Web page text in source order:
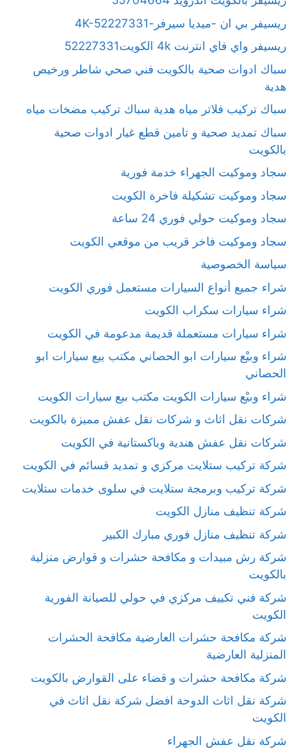
ريسيفر بي ان -ميديا سيرفر-4K-52227331
ريسيفر واي فاي انترنت 4k الكويت52227331
سباك ادوات صحية بالكويت فني صحي شاطر ورخيص
هدية
سباك تركيب فلاتر مياه هدية سباك تركيب مضخات مياه
سباك تمديد صحية و تامين قطع غيار ادوات صحية
بالكويت
سجاد وموكيت الجهراء خدمة فورية
سجاد وموكيت تشكيلة فاخرة الكويت
سجاد وموكيت حولي فوري 24 ساعة
سجاد وموكيت فاخر قريب من موقعي الكويت
سياسة الخصوصية
شراء جميع أنواع السيارات مستعمل فوري الكويت
شراء سيارات سكراب الكويت
شراء سيارات مستعملة قديمة مدعومة في الكويت
شراء وبيْع سيارات ابو الحصاني مكتب بيع سيارات ابو
الحصاني
شراء وبيْع سيارات الكويت مكتب بيع سيارات الكويت
شركات نقل اثاث و شركات نقل عفش مميزة بالكويت
شركات نقل عفش هندية وباكستانية في الكويت
شركة تركيب ستلايت مركزي و تمديد قسائم في الكويت
شركة تركيب وبرمجة ستلايت في سلوى خدمات ستلايت
شركة تنظيف منازل الكويت
شركة تنظيف منازل فوري مبارك الكبير
شركة رش مبيدات و مكافحة حشرات و قوارض منزلية
بالكويت
شركة فني تكييف مركزي في حولي للصيانة الفورية
الكويت
شركة مكافحة حشرات العارضية مكافحة الحشرات
المنزلية العارضية
شركة مكافحة حشرات و قضاء على القوارض بالكويت
شركة نقل اثاث الدوحة افضل شركة نقل اثاث في
الكويت
شركة نقل عفش الجهراء